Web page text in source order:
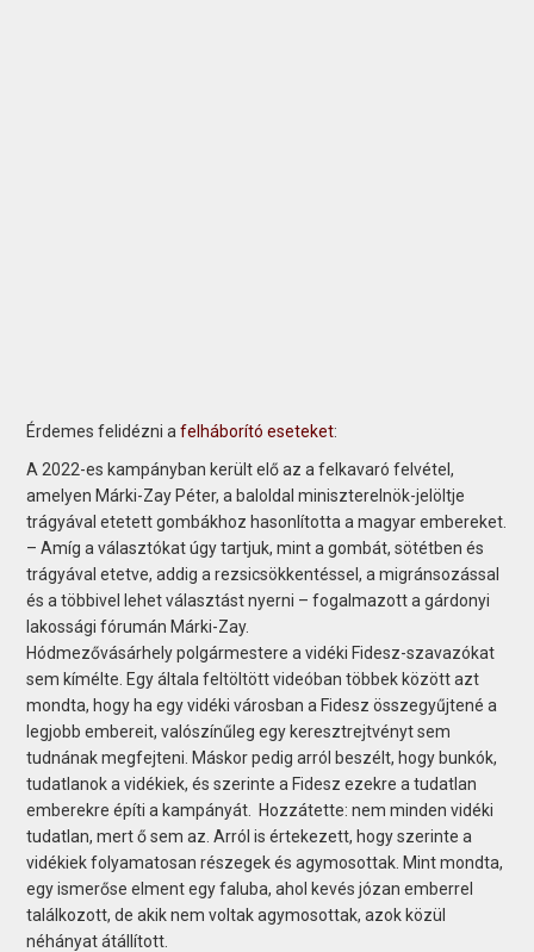
Érdemes felidézni afelháborító eseteket:
A 2022-es kampányban került elő az a felkavaró felvétel,
amelyen Márki-Zay Péter, a baloldal miniszterelnök-jelöltje
trágyával etetett gombákhoz hasonlította a magyar embereket.
– Amíg a választókat úgy tartjuk, mint a gombát, sötétben és
trágyával etetve, addig a rezsicsökkentéssel, a migránsozással
és a többivel lehet választást nyerni – fogalmazott a gárdonyi
lakossági fórumán Márki-Zay.
Hódmezővásárhely polgármestere a vidéki Fidesz-szavazókat
sem kímélte. Egy általa feltöltött videóban többek között azt
mondta, hogy ha egy vidéki városban a Fidesz összegyűjtené a
legjobb embereit, valószínűleg egy keresztrejtvényt sem
tudnának megfejteni. Máskor pedig arról beszélt, hogy bunkók,
tudatlanok a vidékiek, és szerinte a Fidesz ezekre a tudatlan
emberekre építi a kampányát. Hozzátette: nem minden vidéki
tudatlan, mert ő sem az. Arról is értekezett, hogy szerinte a
vidékiek folyamatosan részegek és agymosottak. Mint mondta,
egy ismerőse elment egy faluba, ahol kevés józan emberrel
találkozott, de akik nem voltak agymosottak, azok közül
néhányat átállított.